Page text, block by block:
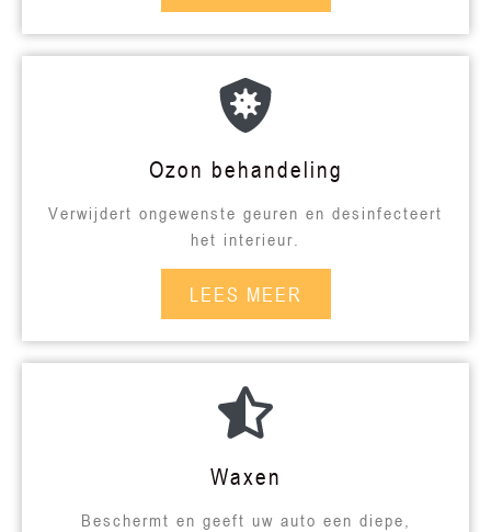
Ozon behandeling
Verwijdert ongewenste geuren en desinfecteert
het interieur.
LEES MEER
Waxen
Beschermt en geeft uw auto een diepe,